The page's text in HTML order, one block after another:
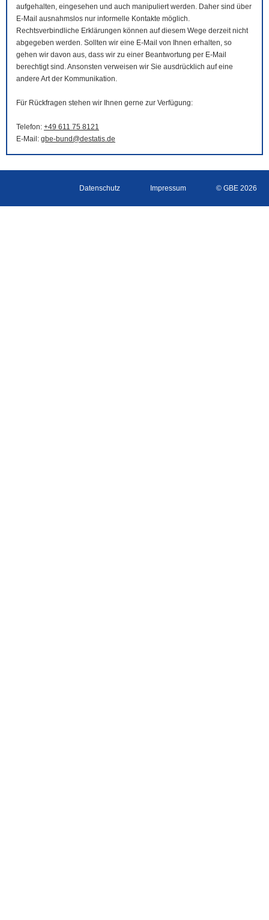
aufgehalten, eingesehen und auch manipuliert werden. Daher sind über
E-Mail ausnahmslos nur informelle Kontakte möglich.
Rechtsverbindliche Erklärungen können auf diesem Wege derzeit nicht
abgegeben werden. Sollten wir eine E-Mail von Ihnen erhalten, so
gehen wir davon aus, dass wir zu einer Beantwortung per E-Mail
berechtigt sind. Ansonsten verweisen wir Sie ausdrücklich auf eine
andere Art der Kommunikation.
Für Rückfragen stehen wir Ihnen gerne zur Verfügung:
Telefon: +49 611 75 8121
E-Mail : gbe-bund@destatis.de
Datenschutz Impressum © GBE 2026